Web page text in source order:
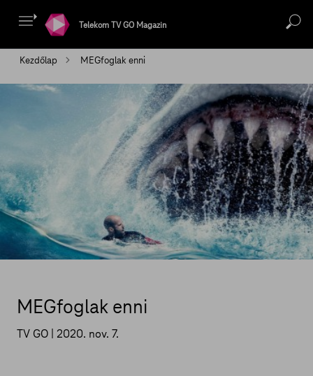
Telekom TV GO Magazin
Kezdőlap MEGfoglak enni
MEGfoglak enni
TV GO | 2020. nov. 7.